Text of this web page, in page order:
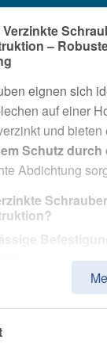
–
eignen sich
auf einer
und
Schutz durch
Abdichtung
Befestigung
Schutz.